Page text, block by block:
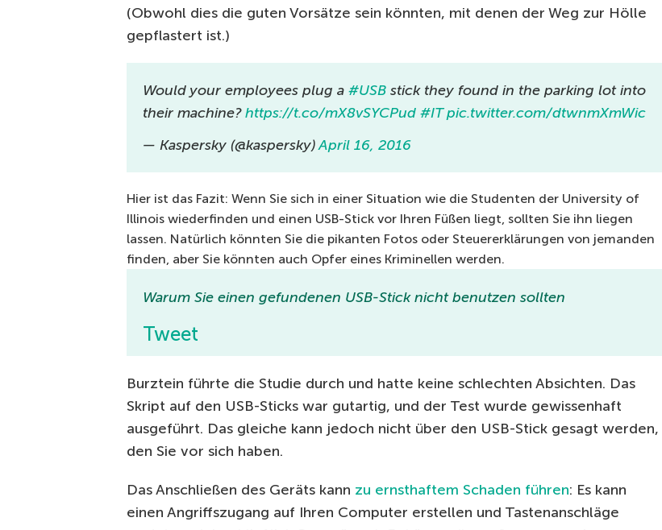
(Obwohl dies die guten Vorsätze sein könnten, mit denen der Weg zur Hölle
gepflastert ist.)
Would your employees plug a #USB stick they found in the parking lot into
their machine?https://t.co/mX8vSYCPud #IT pic.twitter.com/dtwnmXmWic
— Kaspersky (@kaspersky)April 16, 2016
Hier ist das Fazit: Wenn Sie sich in einer Situation wie die Studenten der University of
Illinois wiederfinden und einen USB-Stick vor Ihren Füßen liegt, sollten Sie ihn liegen
lassen. Natürlich könnten Sie die pikanten Fotos oder Steuererklärungen von jemanden
finden, aber Sie könnten auch Opfer eines Kriminellen werden.
Warum Sie einen gefundenen USB-Stick nicht benutzen sollten
Tweet
Burztein führte die Studie durch und hatte keine schlechten Absichten. Das
Skript auf den USB-Sticks war gutartig, und der Test wurde gewissenhaft
ausgeführt. Das gleiche kann jedoch nicht über den USB-Stick gesagt werden,
den Sie vor sich haben.
Das Anschließen des Geräts kann zu ernsthaftem Schaden führen: Es kann
einen Angriffszugang auf Ihren Computer erstellen und Tastenanschläge